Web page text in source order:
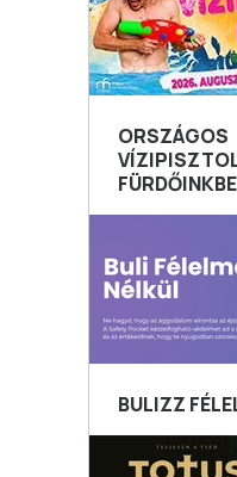
ORSZÁGOS
BULIZZ